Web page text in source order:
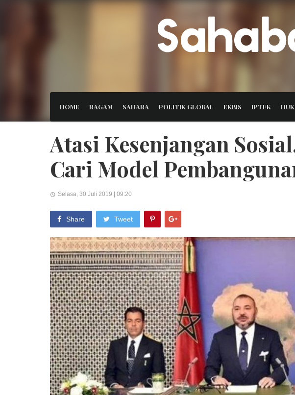
HOME RAGAM SAHARA POLITIK GLOBAL EKBIS IPTEK
Atasi Kesenjangan
Cari Model
Selasa, 30 Juli 2019 | 09:20
Share Tweet